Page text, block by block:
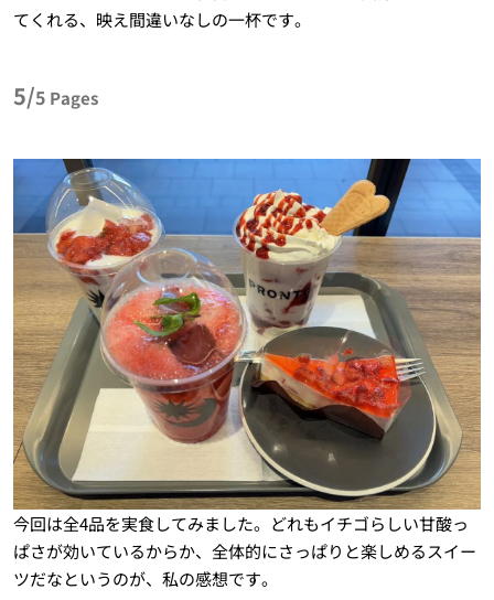
てくれる、映え間違いなしの一杯です。
5/5 Pages
今回は全4品を実食してみました。どれもイチゴらしい甘酸っ
ぱさが効いているからか、全体的にさっぱりと楽しめるスイー
ツだなというのが、私の感想です。